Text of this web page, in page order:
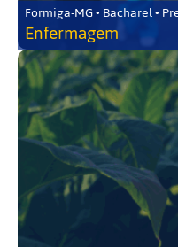
Formiga-MG • Bacharel •
Enfermagem